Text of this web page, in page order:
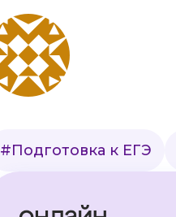
#Подготовка к ЕГЭ